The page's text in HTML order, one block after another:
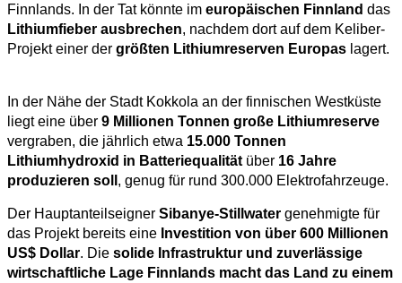
Finnlands. In der Tat könnte im europäischen Finnland das
Lithiumfieber ausbrechen, nachdem dort auf dem Keliber-
Projekt einer der größten Lithiumreserven Europas lagert.
In der Nähe der Stadt Kokkola an der finnischen Westküste
liegt eine über 9 Millionen Tonnen große Lithiumreserve
vergraben, die jährlich etwa 15.000 Tonnen
Lithiumhydroxid in Batteriequalität über 16 Jahre
produzieren soll , genug für rund 300.000 Elektrofahrzeuge.
Der Hauptanteilseigner Sibanye-Stillwater genehmigte für
das Projekt bereits eine Investition von über 600 Millionen
US$ Dollar. Die solide Infrastruktur und zuverlässige
wirtschaftliche Lage Finnlands macht das Land zu einem